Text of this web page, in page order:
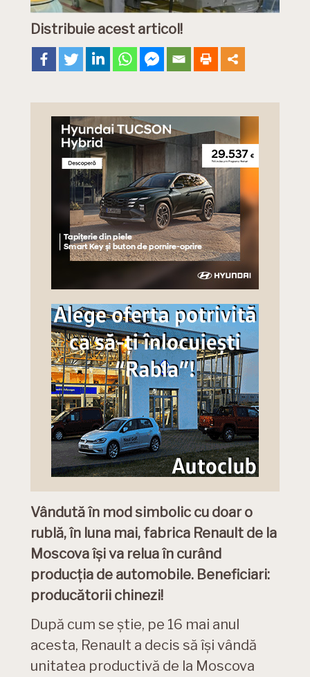
Distribuie acest articol!
Vândută în mod simbolic cu doar o
rublă, în luna mai, fabrica Renault de la
Moscova își va relua în curând
producția de automobile. Beneficiari:
producătorii chinezi!
După cum se știe, pe 16 mai anul
acesta, Renault a decis să își vândă
unitatea productivă de la Moscova